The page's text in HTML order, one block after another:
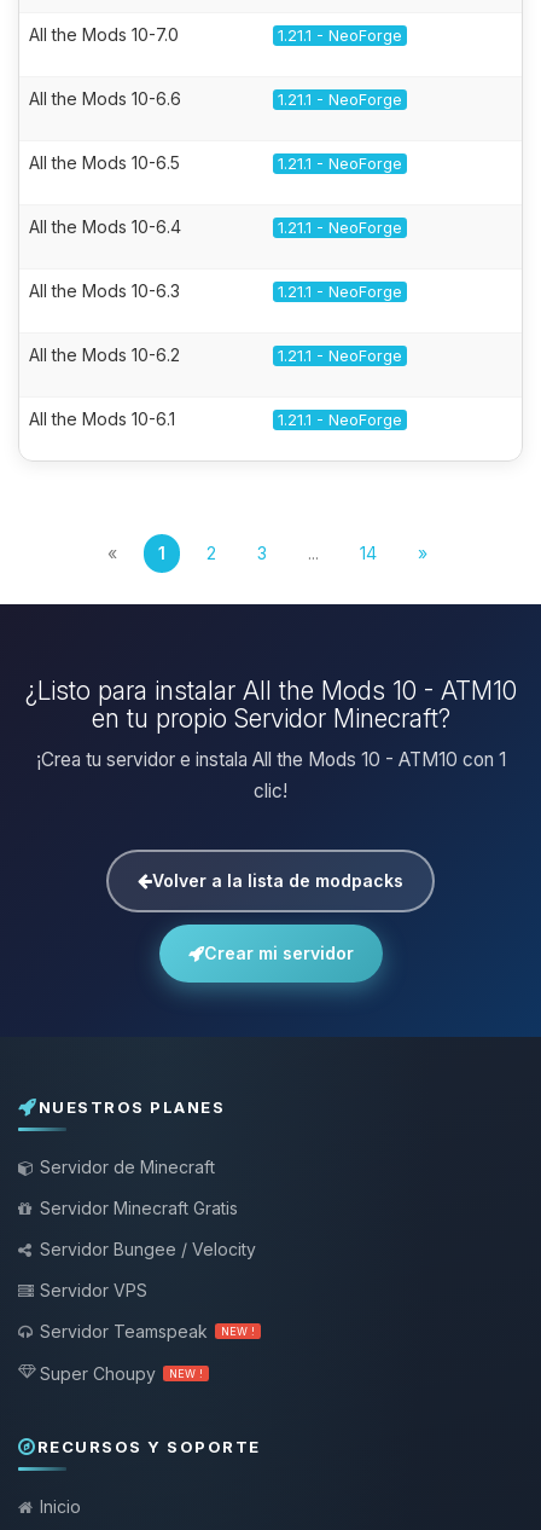
All the Mods 10-7.0 1.21.1 - NeoForge
All the Mods 10-6.6 1.21.1 - NeoForge
All the Mods 10-6.5 1.21.1 - NeoForge
All the Mods 10-6.4 1.21.1 - NeoForge
All the Mods 10-6.3 1.21.1 - NeoForge
All the Mods 10-6.2 1.21.1 - NeoForge
All the Mods 10-6.1 1.21.1 - NeoForge
« 1 2 3 ... 14 »
¿Listo para instalar All the Mods 10 - ATM10
en tu propio Servidor Minecraft?
¡Crea tu servidor e instala All the Mods 10 - ATM10 con 1
clic!
Volver a la lista de modpacks
Crear mi servidor
NUESTROS PLANES
Servidor de Minecraft
Servidor Minecraft Gratis
Servidor Bungee / Velocity
Servidor VPS
Servidor Teamspeak
NEW !
Super Choupy NEW !
RECURSOS Y SOPORTE
Inicio